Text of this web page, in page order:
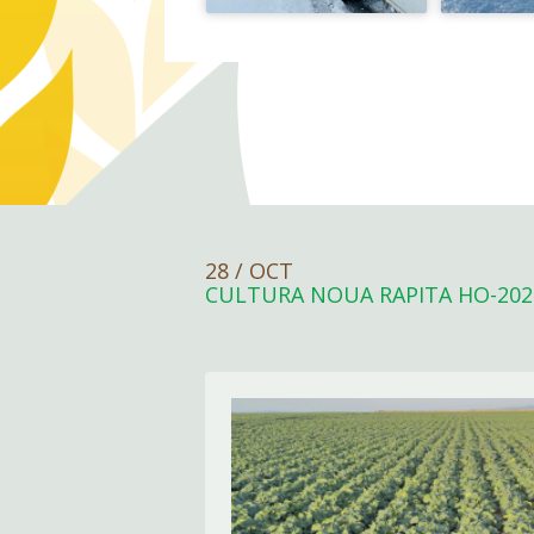
28 / OCT
CULTURA NOUA RAPITA HO-